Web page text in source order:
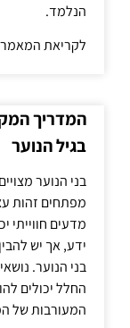
הנלמד.
לקריאת
המדריך
בגיל הנוער
בני הנוער
מפתחים זהות
מדעים חווייתי
ידע, אך יש
בני הנוער.
החלל יכולים
המעורבות של